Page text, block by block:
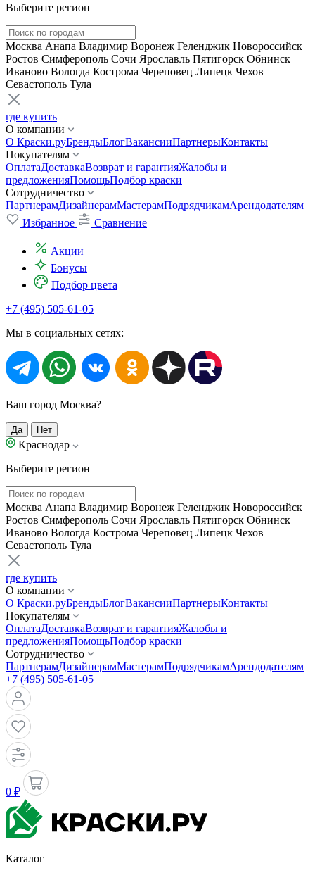
Выберите регион
Москва Анапа Владимир Воронеж Геленджик Новороссийск
Ростов Симферополь Сочи Ярославль Пятигорск Обнинск
Иваново Вологда Кострома Череповец Липецк Чехов
Севастополь Тула
где купить
О компании
О Краски.руБрендыБлогВакансииПартнерыКонтакты
Покупателям
ОплатаДоставкаВозврат и гарантияЖалобы и
предложенияПомощьПодбор краски
Сотрудничество
ПартнерамДизайнерамМастерамПодрядчикамАрендодателям
Избранное
Сравнение
Акции
Бонусы
Подбор цвета
+7 (495) 505-61-05
Мы в социальных сетях:
Ваш город Москва?
Да Нет
Краснодар
Выберите регион
Москва Анапа Владимир Воронеж Геленджик Новороссийск
Ростов Симферополь Сочи Ярославль Пятигорск Обнинск
Иваново Вологда Кострома Череповец Липецк Чехов
Севастополь Тула
где купить
О компании
О Краски.руБрендыБлогВакансииПартнерыКонтакты
Покупателям
ОплатаДоставкаВозврат и гарантияЖалобы и
предложенияПомощьПодбор краски
Сотрудничество
ПартнерамДизайнерамМастерамПодрядчикамАрендодателям
+7 (495) 505-61-05
0 ₽
Каталог